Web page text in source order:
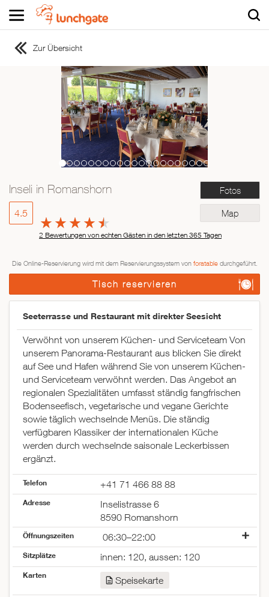
ZUR STARTSEITE
ZUR RESTAURANTSUCHE
Französisch
Mexikanisch
Spanisch
Zur Übersicht
Fotos
Map
Inseli in Romanshorn
4.5
2 Bewertungen von echten Gästen in den letzten 365 Tagen
Die Online-Reservierung wird mit dem Reservierungssystem von foratabledurchgeführt.
Tisch reservieren
Seeterrasse und Restaurant mit direkter Seesicht
Verwöhnt von unserem Küchen- und Serviceteam Von
unserem Panorama-Restaurant aus blicken Sie direkt
auf See und Hafen während Sie von unserem Küchen-
und Serviceteam verwöhnt werden. Das Angebot an
regionalen Spezialitäten umfasst ständig fangfrischen
Bodenseefisch, vegetarische und vegane Gerichte
sowie täglich wechselnde Menüs. Die ständig
verfügbaren Klassiker der internationalen Küche
werden durch wechselnde saisonale Leckerbissen
ergänzt.
Telefon +41 71 466 88 88
Adresse
Inselistrasse 6
8590 Romanshorn
Öffnungszeiten
06:30–22:00
Montag
Mittwoch
06:30–22:00
06:30–22:00
06:30–22:00
Sitzplätze innen: 120, aussen: 120
Karten Speisekarte